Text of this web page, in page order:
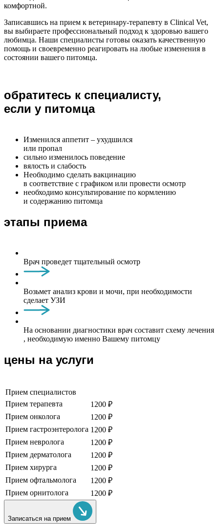
комфортной.
Записавшись на прием к ветеринару-терапевту в Clinical Vet,
вы выбираете профессиональный подход к здоровью вашего
любимца. Наши специалисты готовы оказать качественную
помощь и своевременно реагировать на любые изменения в
состоянии вашего питомца.
обратитесь к специалисту,
если у питомца
Изменился аппетит – ухудшился
или пропал
сильно изменилось поведение
вялость и слабость
Необходимо сделать вакцинацию
в соответствие с графиком или провести осмотр
необходимо консультирование по кормлению
и содержанию питомца
этапы приема
Врач проведет тщательный осмотр
Возьмет анализ крови и мочи, при необходимости
сделает УЗИ
На основании диагностики врач составит схему лечения
, необходимую именно Вашему питомцу
цены на услуги
Прием специалистов
Прием терапевта
1200 ₽
Прием онколога
1200 ₽
Прием гастроэнтеролога 1200 ₽
Прием невролога
1200 ₽
Прием дерматолога
1200 ₽
Прием хирурга
1200 ₽
Прием офтальмолога
1200 ₽
Прием орнитолога
1200 ₽
Записаться на прием